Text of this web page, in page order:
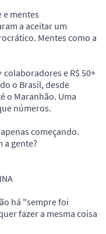
e mentes
a aceitar um
Mentes como a
colaboradores e R$ 50+
o Brasil, desde
o Maranhão. Uma
números.
começando.
a gente?
há "sempre foi
fazer a mesma coisa